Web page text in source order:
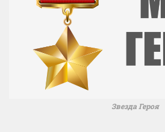
Звезда Героя